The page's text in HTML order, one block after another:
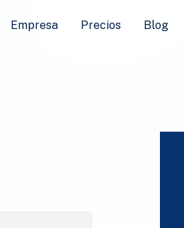
Empresa Precios Blog